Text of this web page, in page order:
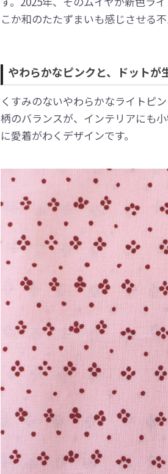
こか和のたたずまいも感じさせる
やわらかなピンクと、ドットが
くすみのないやわらかなライトピ
柄のバランスが、インテリアにも
に愛着がわくデザインです。